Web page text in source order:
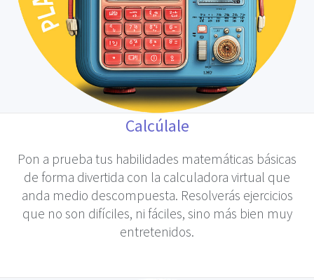
Calcúlale
Pon a prueba tus habilidades matemáticas básicas
de forma divertida con la calculadora virtual que
anda medio descompuesta. Resolverás ejercicios
que no son difíciles, ni fáciles, sino más bien muy
entretenidos.